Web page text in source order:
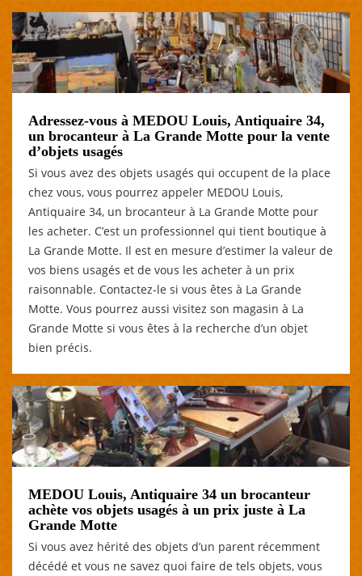
Adressez-vous à MEDOU Louis, Antiquaire 34,
un brocanteur à La Grande Motte pour la vente
d’objets usagés
Si vous avez des objets usagés qui occupent de la place
chez vous, vous pourrez appeler MEDOU Louis,
Antiquaire 34, un brocanteur à La Grande Motte pour
les acheter. C’est un professionnel qui tient boutique à
La Grande Motte. Il est en mesure d’estimer la valeur de
vos biens usagés et de vous les acheter à un prix
raisonnable. Contactez-le si vous êtes à La Grande
Motte. Vous pourrez aussi visitez son magasin à La
Grande Motte si vous êtes à la recherche d’un objet
bien précis.
MEDOU Louis, Antiquaire 34 un brocanteur
achète vos objets usagés à un prix juste à La
Grande Motte
Si vous avez hérité des objets d’un parent récemment
décédé et vous ne savez quoi faire de tels objets, vous